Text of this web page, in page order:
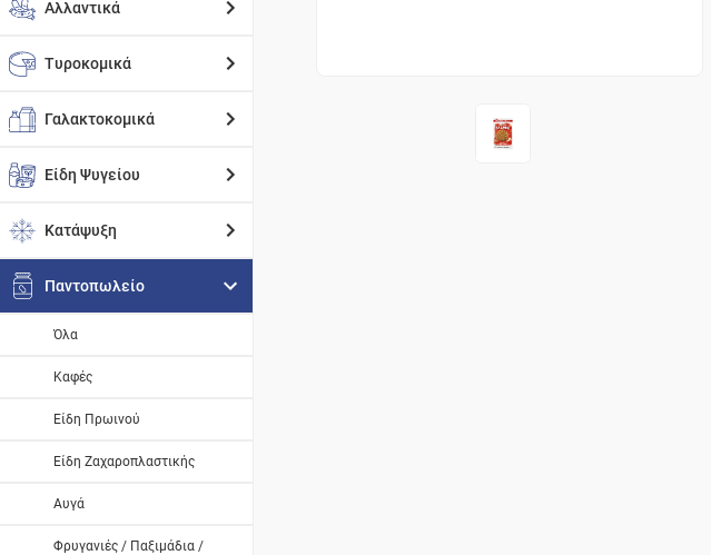
Αλλαντικά
Τυροκομικά
Γαλακτοκομικά
Είδη Ψυγείου
Κατάψυξη
Παντοπωλείο
Όλα
Καφές
Είδη Πρωινού
Είδη Ζαχαροπλαστικής
Αυγά
Φρυγανιές / Παξιμάδια /